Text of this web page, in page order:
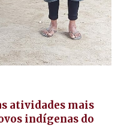
atividades mais
indígenas do